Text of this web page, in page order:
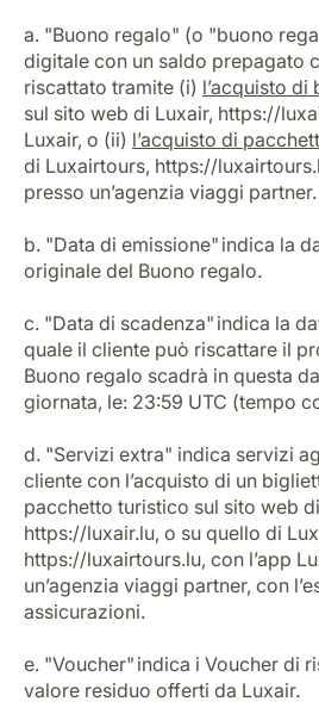
a. "Buono regalo" (o "buono
digitale con un saldo prepagato
riscattato tramite (i) l’acquisto
sul sito web di Luxair, https://
Luxair, o (ii) l’acquisto di
di Luxairtours, https://
presso un’agenzia viaggi partner.
b. "Data di emissione" indica la
originale del Buono regalo.
c. "Data di scadenza" indica la
quale il cliente può riscattare il
Buono regalo scadrà in questa
giornata, le: 23:59 UTC (tempo
d. "Servizi extra" indica servizi
cliente con l’acquisto di un
pacchetto turistico sul sito web
https://luxair.lu, o su quello di
https://luxairtours.lu, con l’app
un’agenzia viaggi partner, con
assicurazioni.
e. "Voucher" indica i Voucher di
valore residuo offerti da Luxair.